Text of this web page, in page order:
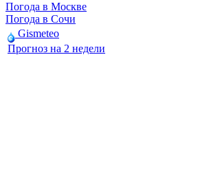
Погода в Москве
Погода в Сочи
Gismeteo
Прогноз на 2 недели